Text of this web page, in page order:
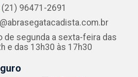
(21) 96471-2691
de segunda a sexta-feira das
e das 13h30 às 17h30